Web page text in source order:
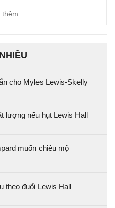
thêm
cho Myles Lewis-Skelly
lượng nếu hụt Lewis Hall
muốn chiêu mộ
theo đuổi Lewis Hall